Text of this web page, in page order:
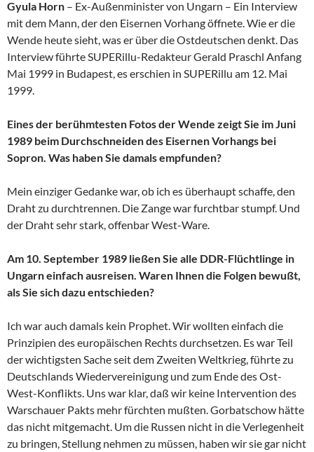
Gyula Horn – Ex-Außenminister von Ungarn – Ein Interview
mit dem Mann, der den Eisernen Vorhang öffnete. Wie er die
Wende heute sieht, was er über die Ostdeutschen denkt. Das
Interview führte SUPERillu-Redakteur Gerald Praschl Anfang
Mai 1999 in Budapest, es erschien in SUPERillu am 12. Mai
1999.
Eines der berühmtesten Fotos der Wende zeigt Sie im Juni
1989 beim Durchschneiden des Eisernen Vorhangs bei
Sopron. Was haben Sie damals empfunden?
Mein einziger Gedanke war, ob ich es überhaupt schaffe, den
Draht zu durchtrennen. Die Zange war furchtbar stumpf. Und
der Draht sehr stark, offenbar West-Ware.
Am 10. September 1989 ließen Sie alle DDR-Flüchtlinge in
Ungarn einfach ausreisen. Waren Ihnen die Folgen bewußt,
als Sie sich dazu entschieden?
Ich war auch damals kein Prophet. Wir wollten einfach die
Prinzipien des europäischen Rechts durchsetzen. Es war Teil
der wichtigsten Sache seit dem Zweiten Weltkrieg, führte zu
Deutschlands Wiedervereinigung und zum Ende des Ost-
West-Konflikts. Uns war klar, daß wir keine Intervention des
Warschauer Pakts mehr fürchten mußten. Gorbatschow hätte
das nicht mitgemacht. Um die Russen nicht in die Verlegenheit
zu bringen, Stellung nehmen zu müssen, haben wir sie gar nicht